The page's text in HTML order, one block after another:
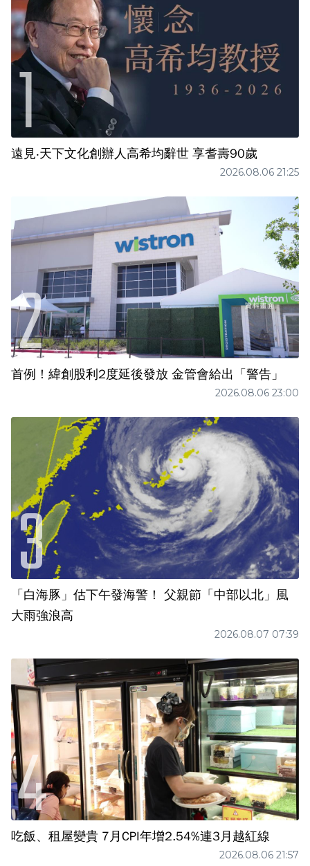
遠見‧天下文化創辦人高希均辭世 享耆壽90歲
2026.08.06 21:25
首例！緯創股利2度延後發放 金管會給出「警告」
2026.08.06 23:00
「白海豚」估下午發海警！ 父親節「中部以北」風
大雨強浪高
2026.08.07 07:39
吃飯、租屋變貴 7月CPI年增2.54%連3月越紅線
2026.08.06 21:57